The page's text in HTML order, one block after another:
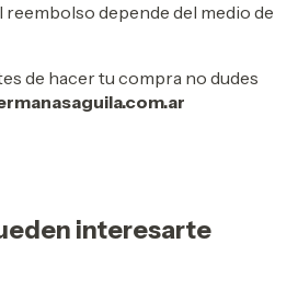
depende del medio de
de hacer tu compra no dudes
interesarte